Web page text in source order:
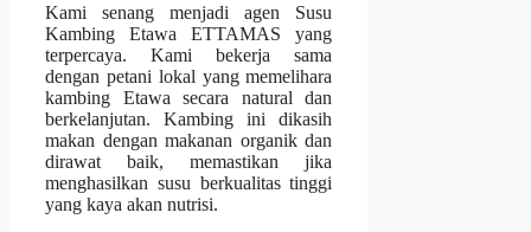
Kami senang menjadi agen Susu
Kambing Etawa ETTAMAS yang
terpercaya. Kami bekerja sama
dengan petani lokal yang memelihara
kambing Etawa secara natural dan
berkelanjutan. Kambing ini dikasih
makan dengan makanan organik dan
dirawat baik, memastikan jika
menghasilkan susu berkualitas tinggi
yang kaya akan nutrisi.